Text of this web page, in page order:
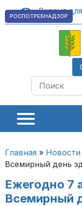
Версия
Главная » Новости
Всемирный день
Ежегодно 7
Всемирный
РОСПОТРЕБНАДЗОР